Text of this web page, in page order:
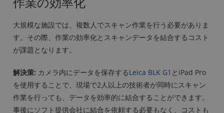
大規模な施設では、複数人でスキャン作業を行う必要がありま
す。その際、作業の効率化とスキャンデータを結合するコスト
が課題となります。
解決策: カメラ内にデータを保存するLeica BLK G1 とiPad Pro
を使用することで、現場で2人以上の技術者が同時にスキャン
作業を行っても、データを効率的に結合することができます。
事後にソフト提供会社に結合を依頼する必要もなく、コストも